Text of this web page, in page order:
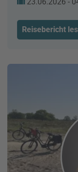
Reisebericht